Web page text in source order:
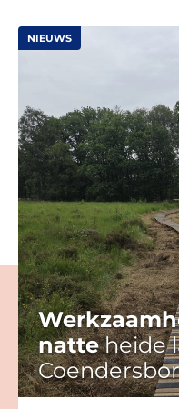
NIEUWS
natteheide